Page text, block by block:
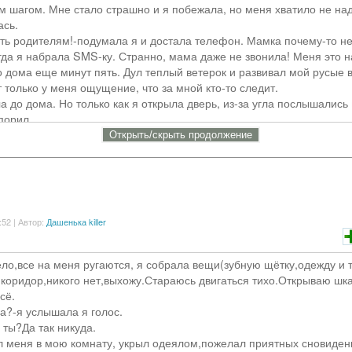
Роба . «Эй!» сзади крикнула Кэрм . Послышался звук
богини !» крикнула Кэрм держа в руках волосы Кейт . «
отрезала мои волосы ….все равно мне» гордо ответила
все равно . Дома она ревела . Мама не могла успокоить ее .
.
этому . Кейт подошла к ней и пригласила прогуляться .
вежливым поведением .
парня...
боишься ?
вопросы …?
в грудь . Она стала задыхаться и упала на колени . Кейт взяла
шею Кэрм . « Я задушу тебя волосами !» Кейт затянула волос и
. Это не все . Кейт наступила ей на лицо и превратила его в
шагом. Мне стало страшно и я побежала, но меня хватило не
родителям!-подумала я и достала телефон. Мамка почему-то
я набрала SMS-ку. Странно, мама даже не звонила! Меня это
дома еще минут пять. Дул теплый ветерок и развивал мой русые
только у меня ощущение, что за мной кто-то следит.
до дома. Но только как я открыла дверь, из-за угла послышались
парень.(по голосу понятно)
Джек, Джефф и Клокворк. Сначала я подумала, что это косплееры
раскрасились. Я сначала подумала, что Джефф правда вырезал
спорить. Но тут недо Джокер вынул из кармана нож и
рядом(я его сначала не заметила)
орал Джек.
задолбало!
подрались. Кло хотела из успокоить, но тщетно. Я с афигевшими
происходящее.
Открыть/cкрыть продолжение
| Автор: Дашенька killer
на меня ругаются, я собрала вещи(зубную щётку,одежду и
нет,выхожу.Стараюсь двигаться тихо.Открываю
я услышала я голос.
так никуда.
меня в мою комнату, укрыл одеялом,пожелал приятных